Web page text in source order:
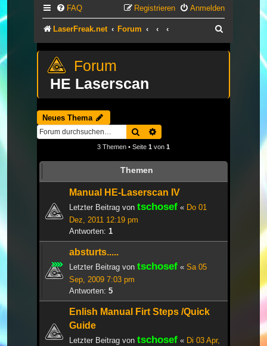
FAQ Anmelden
Registrieren
LaserFreak.net Forum
HE Laserscan
Neues Thema
Suche
3 Themen • Seite 1 von 1
Themen
Manual HE-Laserscan IV
Letzter Beitrag von tschosef « Do 01
Dez, 2011 12:19 pm
Antworten: 1
absturts.....
Letzter Beitrag von tschosef « Sa 05
Sep, 2009 7:03 pm
Antworten: 5
Enlish Manual Firt Steps /Quick
Guide
Letzter Beitrag von tschosef « Di 03 Apr,